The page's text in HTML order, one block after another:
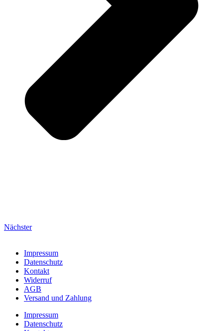
Nächster
Impressum
Datenschutz
Kontakt
Widerruf
AGB
Versand und Zahlung
Impressum
Datenschutz